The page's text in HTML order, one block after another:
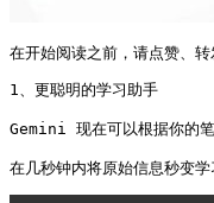
在开始阅读之前，请点赞、
1、更聪明的学习助手
Gemini 现在可以根据你的笔
在几秒钟内将原始信息秒变